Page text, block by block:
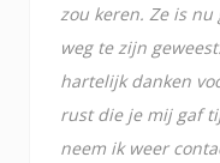
zou keren. Ze is
weg te zijn
hartelijk danken
rust die je mij gaf
neem ik weer